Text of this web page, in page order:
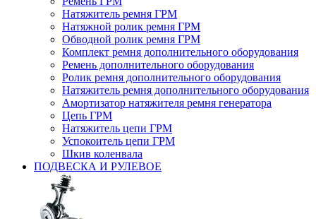
Натяжитель ремня ГРМ
Натяжной ролик ремня ГРМ
Обводной ролик ремня ГРМ
Комплект ремня дополнительного оборудования
Ремень дополнительного оборудования
Ролик ремня дополнительного оборудования
Натяжитель ремня дополнительного оборудования
Амортизатор натяжителя ремня генератора
Цепь ГРМ
Натяжитель цепи ГРМ
Успокоитель цепи ГРМ
Шкив коленвала
ПОДВЕСКА И РУЛЕВОЕ